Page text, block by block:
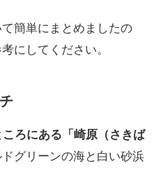
簡単にまとめましたの
にしてください。
ろにある「崎原（さきば
グリーンの海と白い砂浜